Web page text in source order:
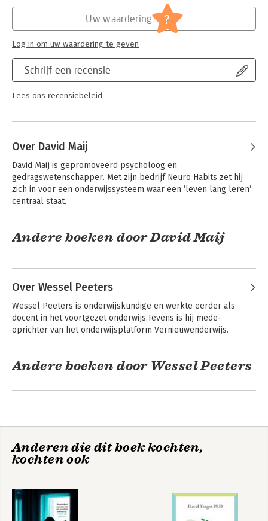
praktische voorbeelden komen direct uit de klas, en werken
daarbij op elk niveau in het vo. Goede didactiek is immers
universeel. Kortom, een essentieel boek voor iedereen die
leerlingen wil helpen ontwikkelen richting een leven lang
Schrijf een recensie
Lees ons recensiebeleid
Uw waardering ?
Log in om uw waardering te geven
Over David Maij
David Maij is gepromoveerd psycholoog en
gedragswetenschapper. Met zijn bedrijf Neuro Habits zet hij
zich in voor een onderwijssysteem waar een ‘leven lang leren’
centraal staat.
Andere boeken door David Maij
33 tips voor hbo-
Bekijk alle boeken
Over Wessel Peeters
Wessel Peeters is onderwijskundige en werkte eerder als
docent in het voortgezet onderwijs.Tevens is hij mede-
oprichter van het onderwijsplatform Vernieuwenderwijs.
Andere boeken door Wessel Peeters
CurriculumKit CurriculumKit HO
Anderen die dit boek kochten,
kochten ook